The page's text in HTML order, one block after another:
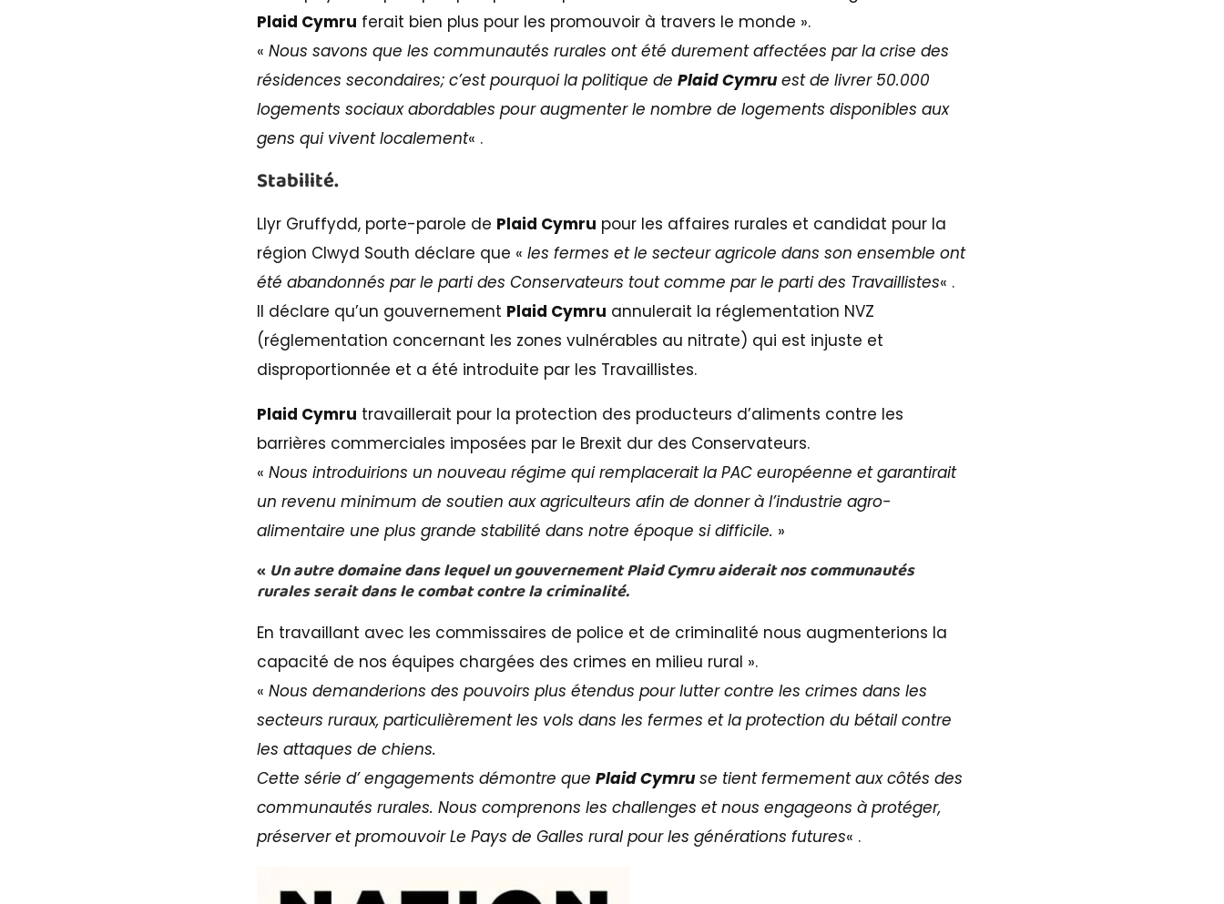
Plaid Cymru ferait bien plus pour les promouvoir à travers le monde ».
« Nous savons que les communautés rurales ont été durement affectées par la crise des
résidences secondaires; c’est pourquoi la politique de Plaid Cymruest de livrer 50.000
logements sociaux abordables pour augmenter le nombre de logements disponibles aux
gens qui vivent localement« .
Stabilité.
Llyr Gruffydd, porte-parole de Plaid Cymru pour les affaires rurales et candidat pour la
région Clwyd South déclare que « les fermes et le secteur agricole dans son ensemble ont
été abandonnés par le parti des Conservateurs tout comme par le parti des Travaillistes« .
Il déclare qu’un gouvernement Plaid Cymru annulerait la réglementation NVZ
(réglementation concernant les zones vulnérables au nitrate) qui est injuste et
disproportionnée et a été introduite par les Travaillistes.
Plaid Cymru travaillerait pour la protection des producteurs d’aliments contre les
barrières commerciales imposées par le Brexit dur des Conservateurs.
« Nous introduirions un nouveau régime qui remplacerait la PAC européenne et garantirait
un revenu minimum de soutien aux agriculteurs afin de donner à l’industrie agro-
alimentaire une plus grande stabilité dans notre époque si difficile. »
« Un autre domaine dans lequel un gouvernement Plaid Cymru aiderait nos communautés
rurales serait dans le combat contre la criminalité.
En travaillant avec les commissaires de police et de criminalité nous augmenterions la
capacité de nos équipes chargées des crimes en milieu rural ».
« Nous demanderions des pouvoirs plus étendus pour lutter contre les crimes dans les
secteurs ruraux, particulièrement les vols dans les fermes et la protection du bétail contre
les attaques de chiens.
Cette série d’ engagements démontre que Plaid Cymruse tient fermement aux côtés des
communautés rurales. Nous comprenons les challenges et nous engageons à protéger,
préserver et promouvoir Le Pays de Galles rural pour les générations futures« .